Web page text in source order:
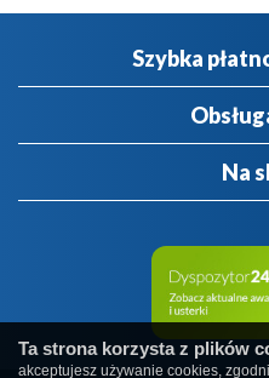
Szybka
Na
Ta strona korzysta z plików
akceptujesz używanie cookies,